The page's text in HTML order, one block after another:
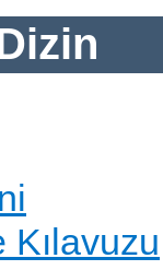
Kılavuzu